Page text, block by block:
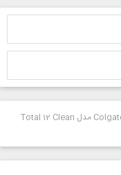
خمیر دندان Colgate مدل Total 12 Clean